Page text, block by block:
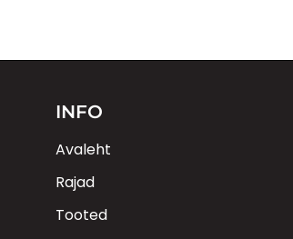
INFO
Avaleht
Rajad
Tooted